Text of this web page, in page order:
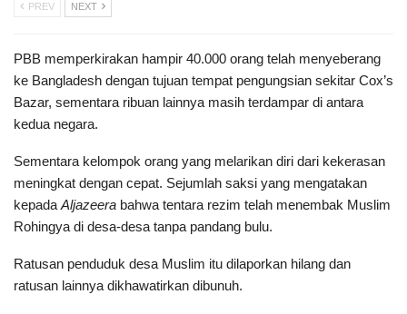
PREV NEXT
PBB memperkirakan hampir 40.000 orang telah menyeberang
ke Bangladesh dengan tujuan tempat pengungsian sekitar Cox’s
Bazar, sementara ribuan lainnya masih terdampar di antara
kedua negara.
Sementara kelompok orang yang melarikan diri dari kekerasan
meningkat dengan cepat. Sejumlah saksi yang mengatakan
kepada Aljazeera bahwa tentara rezim telah menembak Muslim
Rohingya di desa-desa tanpa pandang bulu.
Ratusan penduduk desa Muslim itu dilaporkan hilang dan
ratusan lainnya dikhawatirkan dibunuh.